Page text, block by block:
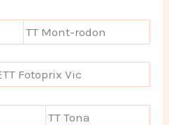
TT Mont-rodon
Fotoprix Vic
TT Tona